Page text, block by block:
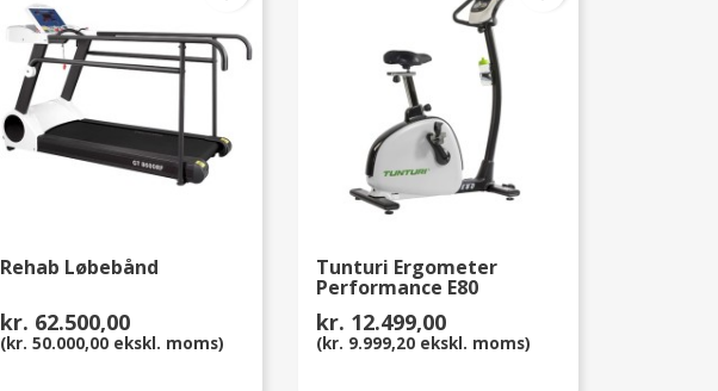
Rehab Løbebånd
kr. 62.500,00
(kr. 50.000,00 ekskl. moms)
Tunturi Ergometer
Performance E80
kr. 12.499,00
(kr. 9.999,20 ekskl. moms)